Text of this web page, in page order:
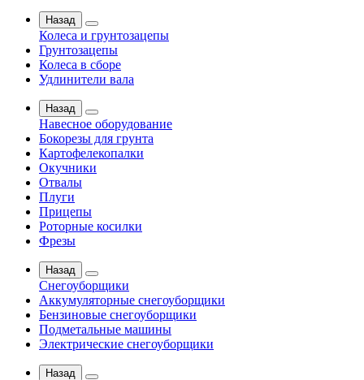
Назад
Колеса и грунтозацепы
Грунтозацепы
Колеса в сборе
Удлинители вала
Назад
Навесное оборудование
Бокорезы для грунта
Картофелекопалки
Окучники
Отвалы
Плуги
Прицепы
Роторные косилки
Фрезы
Назад
Снегоуборщики
Аккумуляторные снегоуборщики
Бензиновые снегоуборщики
Подметальные машины
Электрические снегоуборщики
Назад